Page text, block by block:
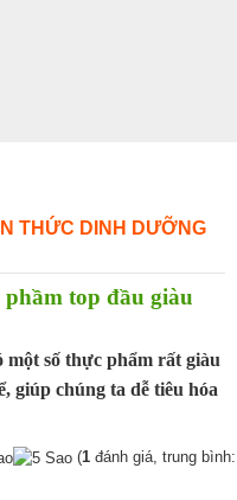
THỨC DINH DƯỠNG
top đầu giàu
một số thực phẩm rất giàu
giúp chúng ta dễ tiêu hóa
(1 đánh giá, trung bình: